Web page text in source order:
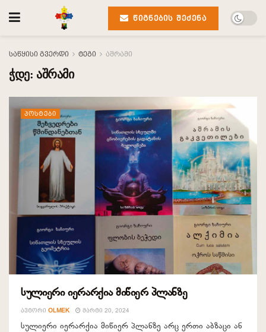
ᲬᲘᲒᲜᲔᲑᲘᲡ ᲨᲔᲫᲔᲜᲐ
საწყისი გვერდი ტეგი აშრამი
ჭდე: აშრამი
ᲞᲝᲡᲢᲔᲑᲘ
სულიერი იერარქია მიწიერ პლანზე
ᲐᲕᲢᲝᲠᲘ OLMEK ᲛᲐᲠᲢᲘ 20, 2024
სულიერი იერარქია მიწიერ პლანზე არც ერთი აბზაცი ან